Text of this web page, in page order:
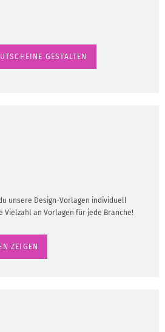
GESTALTEN
unsere Design-Vorlagen individuell
Vielzahl an Vorlagen für jede Branche!
ZEIGEN